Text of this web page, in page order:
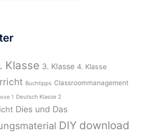
Klasse 3. Klasse 4. Klasse
Buchtipps Classroommanagement
1 Deutsch Klasse 2
Dies und Das
DIY download